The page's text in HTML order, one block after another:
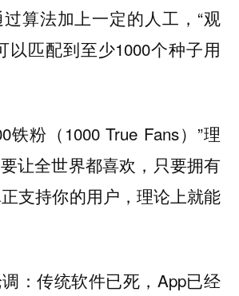
算法加上一定的人工，“观
以匹配到至少1000个种子用
铁粉（1000 True Fans）”理
让全世界都喜欢， 只要拥有
支持你的用户，理论上就能
：传统软件已死，App已经